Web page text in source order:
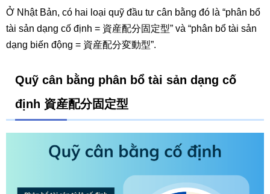
Ở Nhật Bản, có hai loại quỹ đầu tư cân bằng đó là “phân bổ
tài sản dạng cố định = 資産配分固定型” và “phân bổ tài sản
dạng biến động = 資産配分変動型”.
Quỹ cân bằng phân bổ tài sản dạng cố
định 資産配分固定型